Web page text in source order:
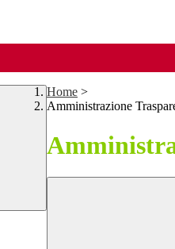
Home >
Amministrazione